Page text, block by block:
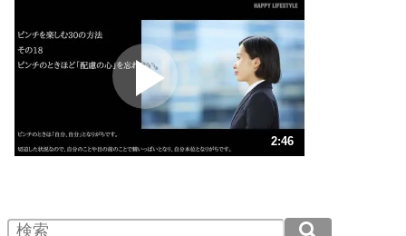
いらいらしない人になる30の方法
プラス思考
ポジティブになれない原因は、行動しないから。
ポジティブ思考になる30の方法
ストレス対策
人生、なんとかなるもの。
気楽に生きる30の方法
4 器の大きい人は、怒りを優しさで表現する。
2:46
2.0倍速 （326KB 1分23秒）